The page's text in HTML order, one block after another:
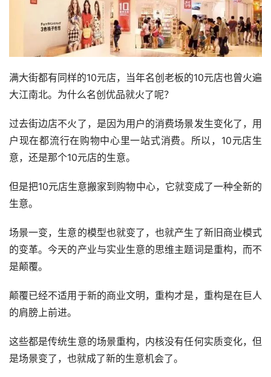
满大街都有同样的10元店，当年名创老板的10元店也曾火遍
大江南北。为什么名创优品就火了呢？
过去街边店不火了，是因为用户的消费场景发生变化了，用
户现在都流行在购物中心里一站式消费。所以，10元店生
意，还是那个10元店的生意。
但是把10元店生意搬家到购物中心，它就变成了一种全新的
生意。
场景一变，生意的模型也就变了，也就产生了新旧商业模式
的变革。今天的产业与实业生意的思维主题词是重构，而不
是颠覆。
颠覆已经不适用于新的商业文明，重构才是，重构是在巨人
的肩膀上前进。
这些都是传统生意的场景重构，内核没有任何实质变化，但
是场景变了，也就成了新的生意机会了。